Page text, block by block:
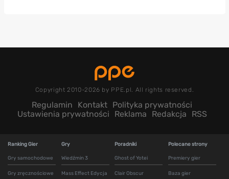
Copyright 2010-2026 by PPE.pl. All rights reserved.
Regulamin Kontakt Polityka prywatności
Ustawienia prywatności
Reklama Redakcja RSS
Ranking Gier
Gry samochodowe
Gry zręcznościowe
Gry
Wiedźmin 3
Mass Effect Edycja
Poradniki
Ghost of Yotei
Clair Obscur
Polecane strony
Premiery gier
Baza gier